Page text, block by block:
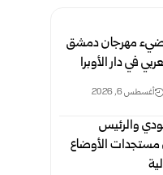
مهرجان دمشق
في دار الأوبرا
أغسطس 6, 2026
والرئيس
مستجدات الأوضاع